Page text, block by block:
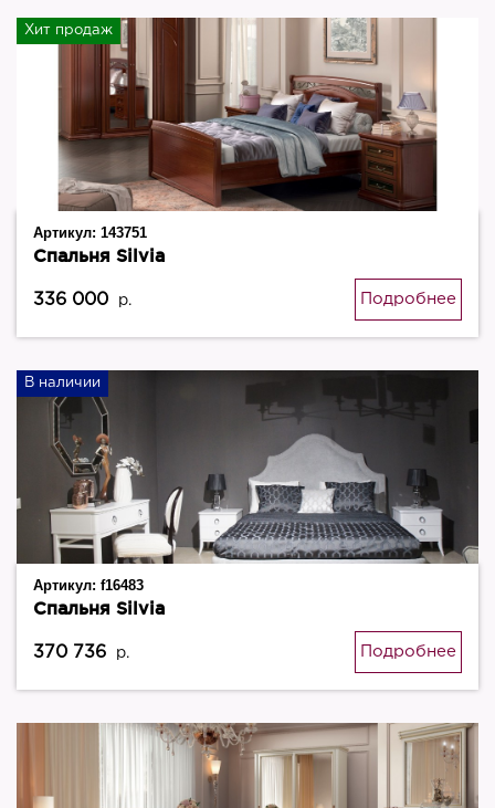
Хит продаж
Артикул: 143751
Спальня Silvia
336 000 р. Подробнее
В наличии
Артикул: f16483
Спальня Silvia
370 736 р. Подробнее